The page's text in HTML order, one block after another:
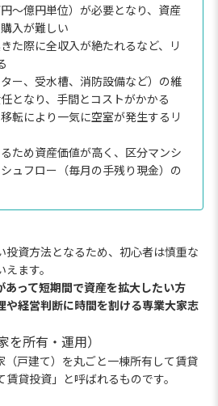
〜億円単位）が必要となり、資産
入が難しい
た際に全収入が絶たれるなど、リ
ー、受水槽、消防設備など）の維
となり、手間とコストがかかる
転により一気に空室が発生するリ
ため資産価値が高く、区分マンシ
ュフロー（毎月の手残り現金）の
投資方法となるため、初心者は慎重な
ます。
あって短期間で資産を拡大したい方
や経営判断に時間を割ける専業大家志
所有・運用）
（戸建て）を丸ごと一棟所有して賃貸
貸投資」と呼ばれるものです。